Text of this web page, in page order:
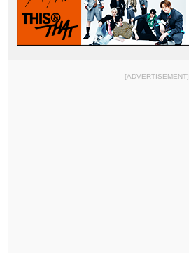
[ADVERTISEMENT]